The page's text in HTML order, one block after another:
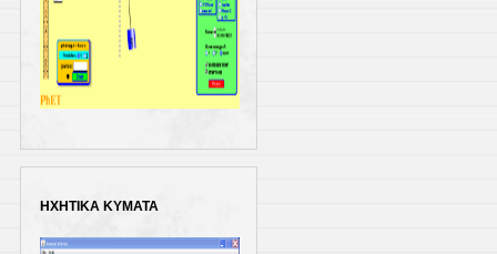
ΗΧΗΤΙΚΑ ΚΥΜΑΤΑ